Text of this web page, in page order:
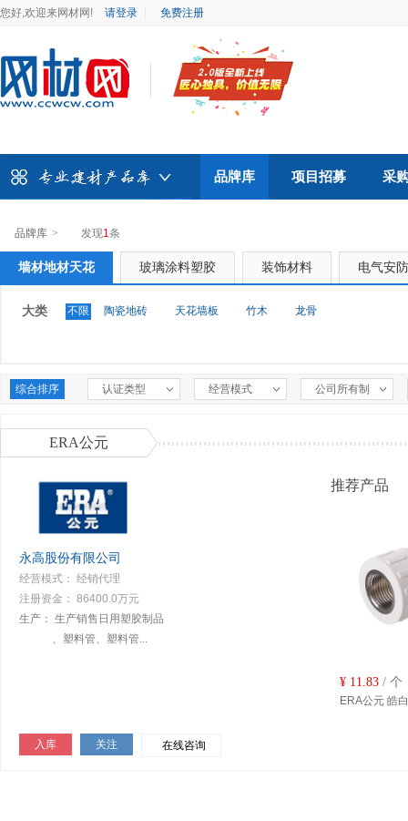
您好,欢迎来网材网! 请登录 免费注册
品牌库 项目招募 采
品牌库 > 发现1条
墙材地材天花 玻璃涂料塑胶 装饰材料 电气安
大类 不限 陶瓷地砖 天花墙板 竹木 龙骨
综合排序 认证类型 经营模式 公司所有制
ERA公元
永高股份有限公司
经营模式： 经销代理
注册资金： 86400.0万元
生产： 生产销售日用塑胶制品
、塑料管、塑料管...
入库 关注 在线咨询
推荐产品
¥ 11.83 / 个
ERA公元 皓